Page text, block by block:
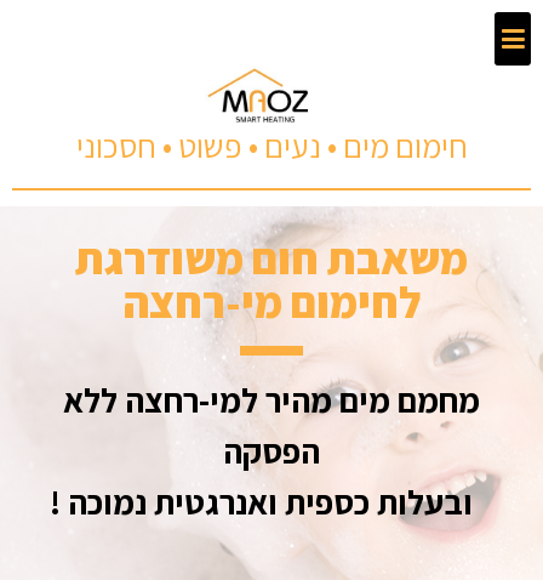
חימום מים • נעים • פשוט • חסכוני
משאבת חום משודרגת
לחימום מי-רחצה
מחמם מים מהיר למי-רחצה ללא
הפסקה
ובעלות כספית ואנרגטית נמוכה !